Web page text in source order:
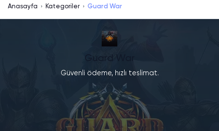
Anasayfa › Kategoriler › Guard War
Guard War
Güvenli ödeme, hızlı teslimat.